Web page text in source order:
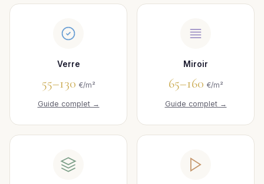
Verre
55–130 €/m²
Guide complet →
Miroir
65–160 €/m²
Guide complet →